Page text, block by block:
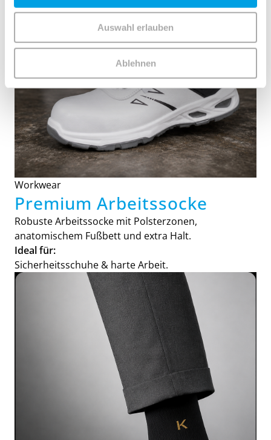
Auswahl erlauben
Ablehnen
Workwear
Premium Arbeitssocke
Robuste Arbeitssocke mit Polsterzonen,
anatomischem Fußbett und extra Halt.
Ideal für:
Sicherheitsschuhe & harte Arbeit.